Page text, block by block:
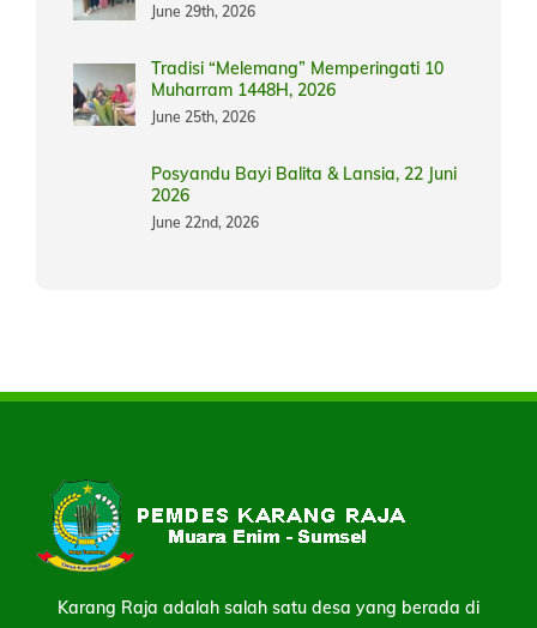
June 29th, 2026
Tradisi “Melemang” Memperingati 10
Muharram 1448H, 2026
June 25th, 2026
Posyandu Bayi Balita & Lansia, 22 Juni
2026
June 22nd, 2026
Karang Raja adalah salah satu desa yang berada di